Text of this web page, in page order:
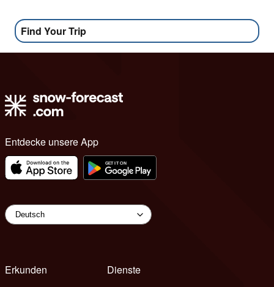
Find Your Trip
Entdecke unsere App
Erkunden
Dienste